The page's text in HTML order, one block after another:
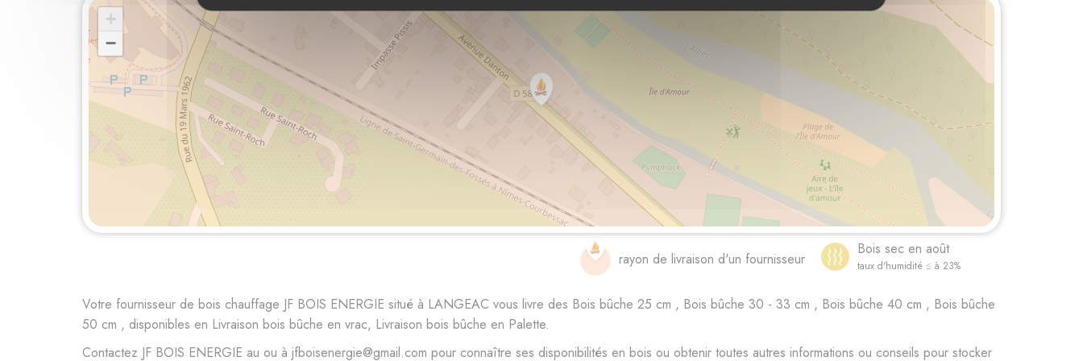
+
−
rayon de livraison d'un fournisseur
Bois sec en août
taux d'humidité ≤ à 23%
Votre fournisseur de bois chauffage JF BOIS ENERGIE situé à LANGEAC vous livre des Bois bûche 25 cm , Bois bûche 30 - 33 cm , Bois bûche 40 cm , Bois bûche
50 cm , disponibles en Livraison bois bûche en vrac, Livraison bois bûche en Palette.
Contactez JF BOIS ENERGIE au ou à jfboisenergie@gmail.com pour connaître ses disponibilités en bois ou obtenir toutes autres informations ou conseils pour stocker